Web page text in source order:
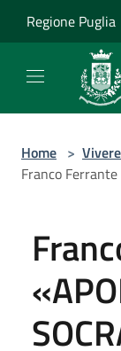
Regione Puglia
Home >
Franco Ferrante